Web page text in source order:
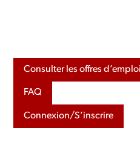
Consulter les offres d’emploi
FAQ
Connexion/S’inscrire